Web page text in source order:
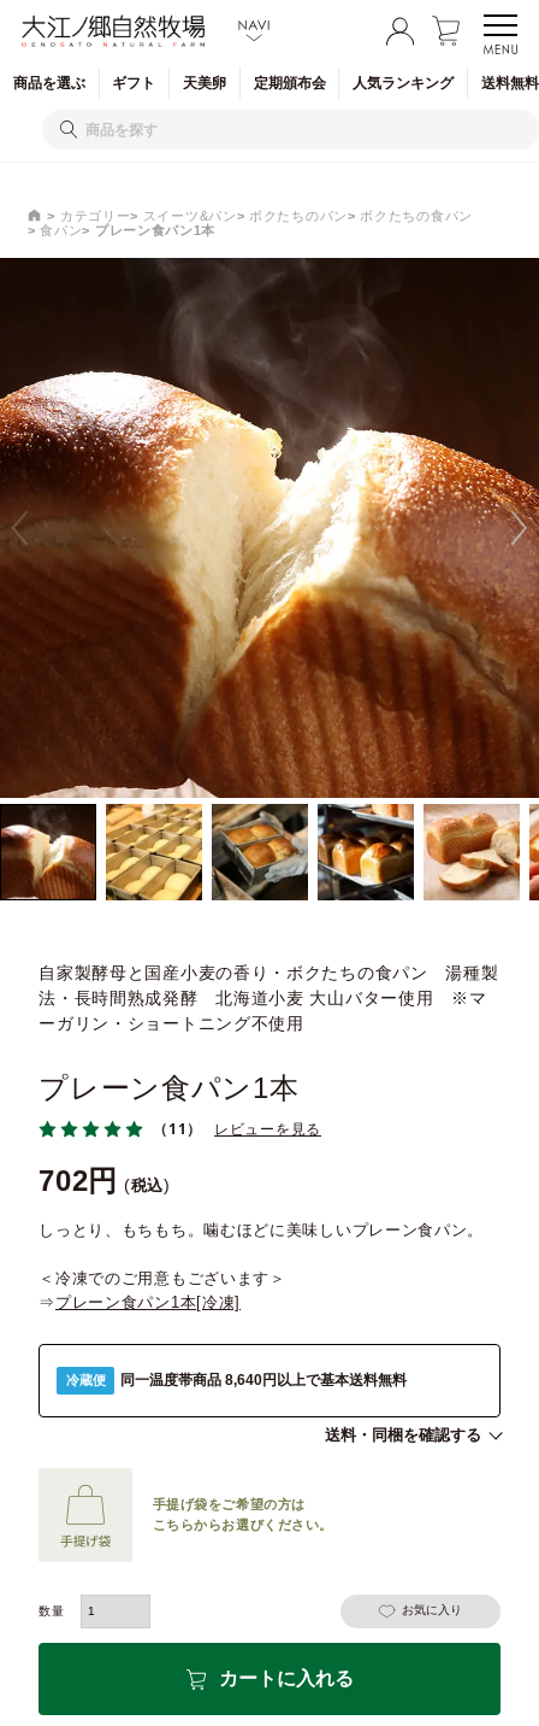
商品を選ぶ ギフト 天美卵 定期頒布会 人気ランキング 送料無
カテゴリー スイーツ&パン ボクたちのパン
ボクたちの食パン
食パン
プレーン食パン1本
自家製酵母と国産小麦の香り・ボクたちの食パン 湯種製
法・長時間熟成発酵 北海道小麦 大山バター使用 ※マ
ーガリン・ショートニング不使用
プレーン食パン1本
（11） レビューを見る
702 税込
しっとり、もちもち。噛むほどに美味しいプレーン食パン。
＜冷凍でのご用意もございます＞
⇒ プレーン食パン1本[冷凍]
冷蔵便 同一温度帯商品 8,640円以上で基本送料無料
送料・同梱を確認する
手提げ袋をご希望の方は
こちらからお選びください。
お気に入り
カートに入れる